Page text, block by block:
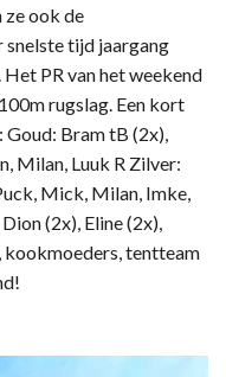
ze ook de
tijd jaargang
PR van het weekend
rugslag. Een kort
Goud: Bram tB (2x),
Milan, Luuk R Zilver:
Mick, Milan, Imke,
(2x), Eline (2x),
kookmoeders, tentteam